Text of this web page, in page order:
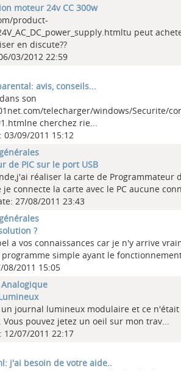
moteur 24v CC 300w
product-
peut
en discute??
03/2012 22:59
avis, conseils...
son
telecharger/windows/Securite/
cherchez rie...
03/09/2011 15:12
de PIC sur le port USB
réaliser la carte de Programmateur
connecte la carte avec le PC aucune
27/08/2011 23:43
?
a vos connaissances car je n'y arrive
simple ayant le
08/2011 15:05
journal lumineux modulaire et ce n'était
pouvez jetez un oeil sur mon trav...
12/07/2011 22:17
j'ai besoin de votre aide..